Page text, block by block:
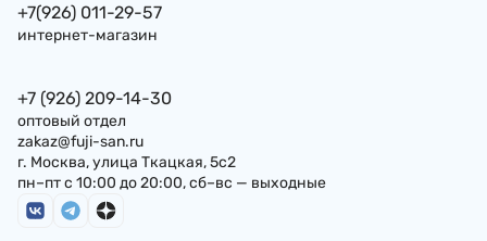
+7(926) 011-29-57
интернет-магазин
+7 (926) 209-14-30
оптовый отдел
zakaz@fuji-san.ru
г. Москва, улица Ткацкая, 5с2
пн–пт с 10:00 до 20:00, сб–вс — выходные